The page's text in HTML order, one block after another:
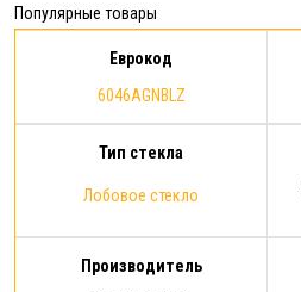
Популярные товары
Еврокод
6046AGNBLZ
Тип стекла
Лобовое стекло
Производитель